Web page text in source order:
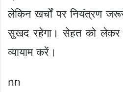
लेकिन खर्चों पर नियंत्रण
सुखद रहेगा। सेहत को लेकर
व्यायाम करें।
nn